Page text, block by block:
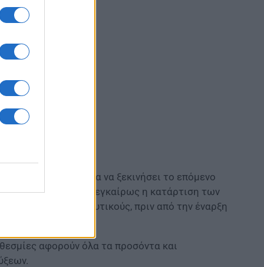
προθεσμίες, ενώ για να ξεκινήσει το επόμενο
να ολοκληρωθεί εγκαίρως η κατάρτιση των
εκπαιδευτικούς, πριν από την έναρξη
αφορούν όλα τα προσόντα και